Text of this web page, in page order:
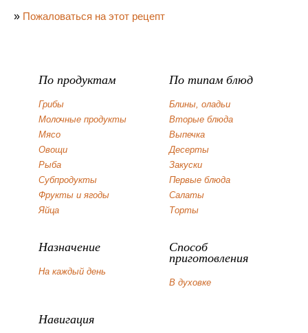
» Пожаловаться на этот рецепт
По продуктам
Грибы
Молочные продукты
Мясо
Овощи
Рыба
Субпродукты
Фрукты и ягоды
Яйца
По типам блюд
Блины, оладьи
Вторые блюда
Выпечка
Десерты
Закуски
Первые блюда
Салаты
Торты
Назначение
На каждый день
Способ
приготовления
В духовке
Навигация